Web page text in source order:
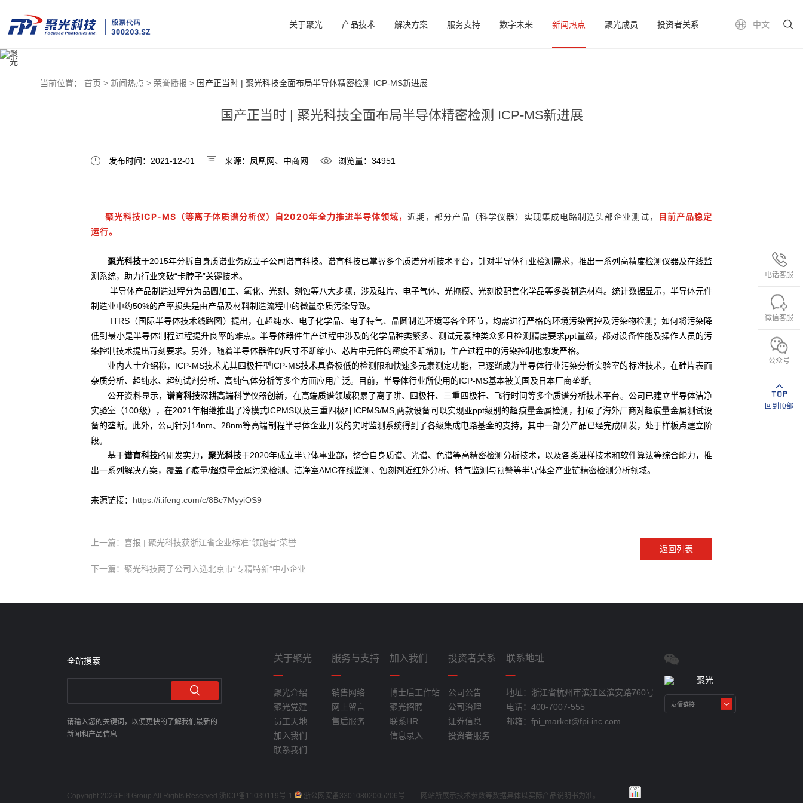
中文
关于聚光 产品技术 解决方案 服务支持 数字未来 新闻热点 聚光成员 投资者关系
电话客服
微信客服
公众号
回到顶部
当前位置： 首页 > 新闻热点 > 荣誉播报 > 国产正当时 | 聚光科技全面布局半导体精密检测 ICP-MS新进展
国产正当时 | 聚光科技全面布局半导体精密检测 ICP-MS新进展
发布时间：2021-12-01 来源：凤凰网、中商网 浏览量：34951
聚光科技ICP-MS（等离子体质谱分析仪）自2020年全力推进半导体领域， 近期， 部分产品（科学仪器）实现集成电路制造头部企业测试，
目前产品稳定
运行。
聚光科技于2015年分拆自身质谱业务成立子公司谱育科技。谱育科技已掌握多个质谱分析技术平台，针对半导体行业检测需求，推出一系列高精度检测仪器及在线监
测系统，助力行业突破“卡脖子”关键技术。
半导体产品制造过程分为晶圆加工、氧化、光刻、刻蚀等八大步骤，涉及硅片、电子气体、光掩模、光刻胶配套化学品等多类制造材料。统计数据显示，半导体元件
制造业中约50%的产率损失是由产品及材料制造流程中的微量杂质污染导致。
ITRS（国际半导体技术线路图）提出，在超纯水、电子化学品、电子特气、晶圆制造环境等各个环节，均需进行严格的环境污染管控及污染物检测；如何将污染降
低到最小是半导体制程过程提升良率的难点。半导体器件生产过程中涉及的化学品种类繁多、测试元素种类众多且检测精度要求ppt量级，都对设备性能及操作人员的污
染控制技术提出苛刻要求。另外，随着半导体器件的尺寸不断缩小、芯片中元件的密度不断增加，生产过程中的污染控制也愈发严格。
业内人士介绍称，ICP-MS技术尤其四极杆型ICP-MS技术具备极低的检测限和快速多元素测定功能，已逐渐成为半导体行业污染分析实验室的标准技术，在硅片表面
杂质分析、超纯水、超纯试剂分析、高纯气体分析等多个方面应用广泛。目前，半导体行业所使用的ICP-MS基本被美国及日本厂商垄断。
公开资料显示， 谱育科技深耕高端科学仪器创新，在高端质谱领域积累了离子阱、四极杆、三重四极杆、飞行时间等多个质谱分析技术平台。公司已建立半导体洁净
实验室（100级），在2021年相继推出了冷模式ICPMS以及三重四极杆ICPMS/MS,两款设备可以实现亚ppt级别的超痕量金属检测，打破了海外厂商对超痕量金属测试设
备的垄断。此外，公司针对14nm、28nm等高端制程半导体企业开发的实时监测系统得到了各级集成电路基金的支持，其中一部分产品已经完成研发，处于样板点建立阶
段。
基于谱育科技的研发实力， 聚光科技于2020年成立半导体事业部，整合自身质谱、光谱、色谱等高精密检测分析技术，以及各类进样技术和软件算法等综合能力，推
出一系列解决方案，覆盖了痕量/超痕量金属污染检测、洁净室AMC在线监测、蚀刻剂近红外分析、特气监测与预警等半导体全产业链精密检测分析领域。
来源链接： https://i.ifeng.com/c/8Bc7MyyiOS9
上一篇：喜报 | 聚光科技获浙江省企业标准“领跑者”荣誉
下一篇：聚光科技两子公司入选北京市“专精特新”中小企业
返回列表
全站搜索
请输入您的关键词，以便更快的了解我们最新的
新闻和产品信息
关于聚光
聚光介绍
聚光党建
员工天地
加入我们
联系我们
服务与支持
销售网络
网上留言
售后服务
加入我们
博士后工作站
聚光招聘
联系HR
信息录入
投资者关系
公司公告
公司治理
证券信息
投资者服务
联系地址
地址：浙江省杭州市滨江区滨安路760号
电话：400-7007-555
邮箱：fpi_market@fpi-inc.com
Copyright 2026 FPI Group All Rights Reserved.浙ICP备11039119号-1 浙公网安备33010802005206号 网站所展示技术参数等数据具体以实际产品说明书为准。